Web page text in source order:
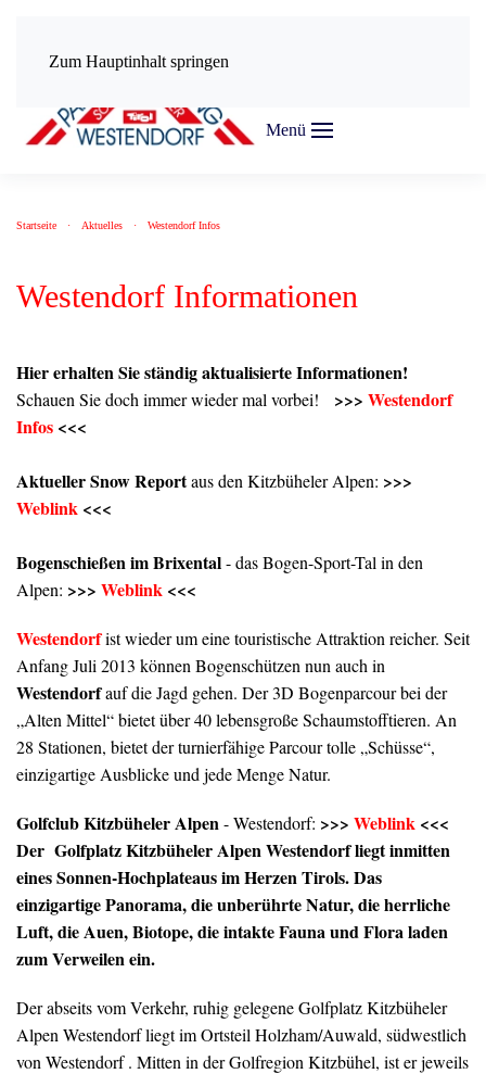
Zum Hauptinhalt springen
Menü
Startseite Aktuelles Westendorf Infos
Westendorf Informationen
Hier erhalten Sie ständig aktualisierte Informationen!
Schauen Sie doch immer wieder mal vorbei! >>> Westendorf
Infos <<<
Aktueller Snow Reportaus den Kitzbüheler Alpen: >>>
Weblink <<<
Bogenschießen im Brixental- das Bogen-Sport-Tal in den
Alpen: >>> Weblink <<<
Westendorfist wieder um eine touristische Attraktion reicher. Seit
Anfang Juli 2013 können Bogenschützen nun auch in
Westendorfauf die Jagd gehen. Der 3D Bogenparcour bei der
„Alten Mittel“ bietet über 40 lebensgroße Schaumstofftieren. An
28 Stationen, bietet der turnierfähige Parcour tolle „Schüsse“,
einzigartige Ausblicke und jede Menge Natur.
Golfclub Kitzbüheler Alpen- Westendorf: >>> Weblink <<<
Der Golfplatz Kitzbüheler Alpen Westendorf liegt inmitten
eines Sonnen-Hochplateaus im Herzen Tirols. Das
einzigartige Panorama, die unberührte Natur, die herrliche
Luft, die Auen, Biotope, die intakte Fauna und Flora laden
zum Verweilen ein.
Der abseits vom Verkehr, ruhig gelegene Golfplatz Kitzbüheler
Alpen Westendorf liegt im Ortsteil Holzham/Auwald, südwestlich
von Westendorf . Mitten in der Golfregion Kitzbühel, ist er jeweils